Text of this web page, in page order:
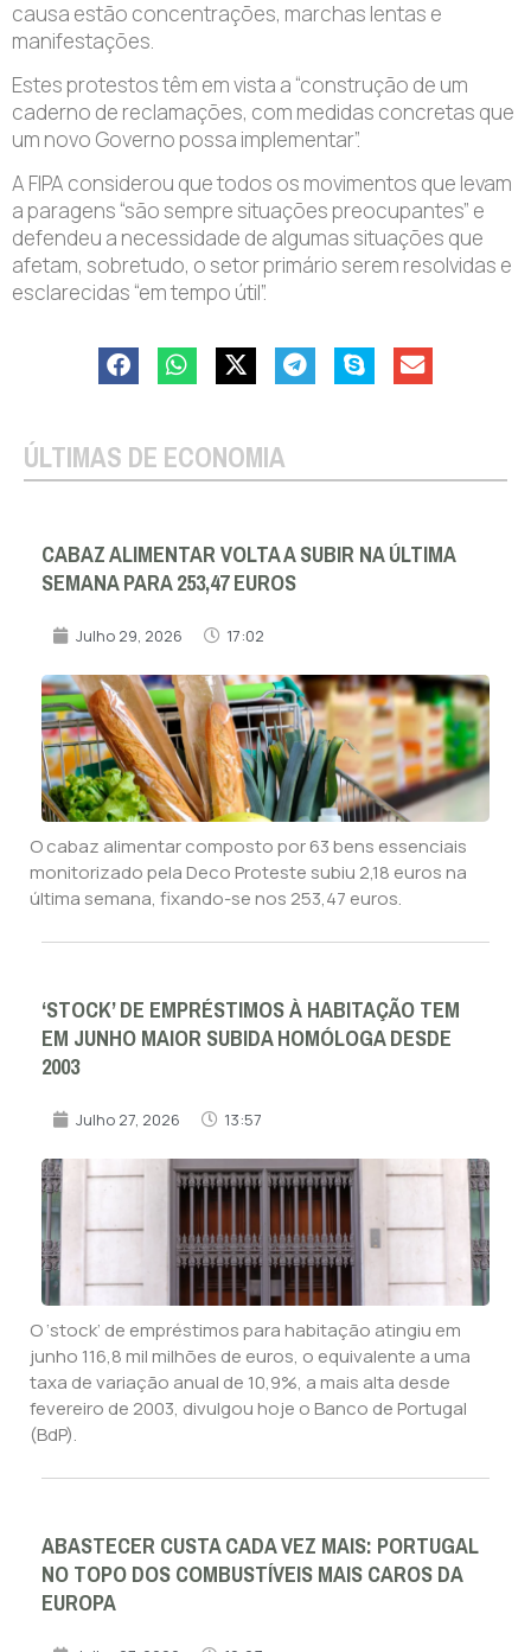
causa estão concentrações, marchas lentas e
manifestações.
Estes protestos têm em vista a “construção de um
caderno de reclamações, com medidas concretas que
um novo Governo possa implementar”.
A FIPA considerou que todos os movimentos que levam
a paragens “são sempre situações preocupantes” e
defendeu a necessidade de algumas situações que
afetam, sobretudo, o setor primário serem resolvidas e
esclarecidas “em tempo útil”.
ÚLTIMAS DE ECONOMIA
CABAZ ALIMENTAR VOLTA A SUBIR NA ÚLTIMA
SEMANA PARA 253,47 EUROS
Julho 29, 2026 17:02
O cabaz alimentar composto por 63 bens essenciais
monitorizado pela Deco Proteste subiu 2,18 euros na
última semana, fixando-se nos 253,47 euros.
‘STOCK’ DE EMPRÉSTIMOS À HABITAÇÃO TEM
EM JUNHO MAIOR SUBIDA HOMÓLOGA DESDE
2003
Julho 27, 2026 13:57
O ‘stock’ de empréstimos para habitação atingiu em
junho 116,8 mil milhões de euros, o equivalente a uma
taxa de variação anual de 10,9%, a mais alta desde
fevereiro de 2003, divulgou hoje o Banco de Portugal
(BdP).
ABASTECER CUSTA CADA VEZ MAIS: PORTUGAL
NO TOPO DOS COMBUSTÍVEIS MAIS CAROS DA
EUROPA